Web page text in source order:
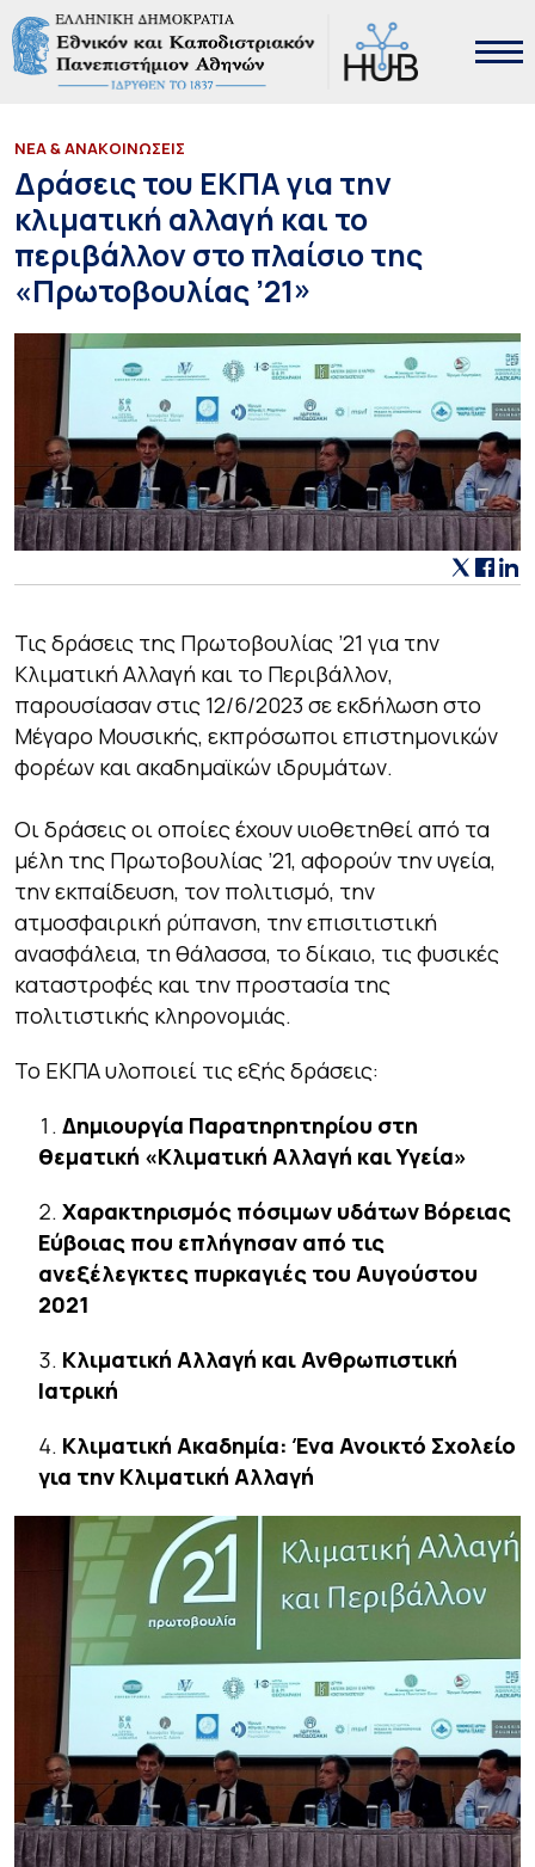
ΝΕΑ & ΑΝΑΚΟΙΝΩΣΕΙΣ
Δράσεις του ΕΚΠΑ για την
κλιματική αλλαγή και το
περιβάλλον στο πλαίσιο της
«Πρωτοβουλίας ’21»
Τις δράσεις της Πρωτοβουλίας ’21 για την
Κλιματική Αλλαγή και το Περιβάλλον,
παρουσίασαν στις 12/6/2023 σε εκδήλωση στο
Μέγαρο Μουσικής, εκπρόσωποι επιστημονικών
φορέων και ακαδημαϊκών ιδρυμάτων.
Οι δράσεις οι οποίες έχουν υιοθετηθεί από τα
μέλη της Πρωτοβουλίας ’21, αφορούν την υγεία,
την εκπαίδευση, τον πολιτισμό, την
ατμοσφαιρική ρύπανση, την επισιτιστική
ανασφάλεια, τη θάλασσα, το δίκαιο, τις φυσικές
καταστροφές και την προστασία της
πολιτιστικής κληρονομιάς.
Το ΕΚΠΑ υλοποιεί τις εξής δράσεις:
Δημιουργία Παρατηρητηρίου στη
θεματική «Κλιματική Αλλαγή και Υγεία»
Χαρακτηρισμός πόσιμων υδάτων Βόρειας
Εύβοιας που επλήγησαν από τις
ανεξέλεγκτες πυρκαγιές του Αυγούστου
2021
Κλιματική Αλλαγή και Ανθρωπιστική
Ιατρική
Κλιματική Ακαδημία: Ένα Ανοικτό Σχολείο
για την Κλιματική Αλλαγή